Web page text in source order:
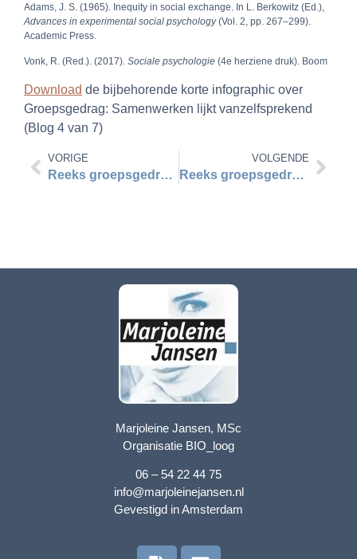
Adams, J. S. (1965). Inequity in social exchange. In L. Berkowitz (Ed.),
Advances in experimental social psychology(Vol. 2, pp. 267–299).
Academic Press.
Vonk, R. (Red.). (2017). Sociale psychologie (4e herziene druk). Boom
Download de bijbehorende korte infographic over
Groepsgedrag: Samenwerken lijkt vanzelfsprekend
(Blog 4 van 7)
VORIGE
Reeks groepsgedrag blog 3
VOLGENDE
Reeks groepsgedrag blog 5
Marjoleine Jansen, MSc
Organisatie BIO_loog
06 – 54 22 44 75
info@marjoleinejansen.nl
Gevestigd in Amsterdam